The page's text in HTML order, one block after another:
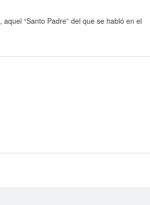
, aquel “Santo Padre” del que se habló en el